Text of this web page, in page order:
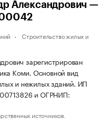
Александрович —
Строительство жилых и
зарегистрирован
Коми. Основной вид
и нежилых зданий. ИП
и ОГРНИП:
источников.